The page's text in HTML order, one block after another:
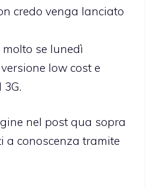
credo venga lanciato
se lunedì
low cost e
nel post qua sopra
a conoscenza tramite